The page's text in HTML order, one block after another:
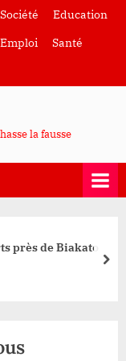
Société
Education
Emploi
Santé
la fausse
près de Biakato